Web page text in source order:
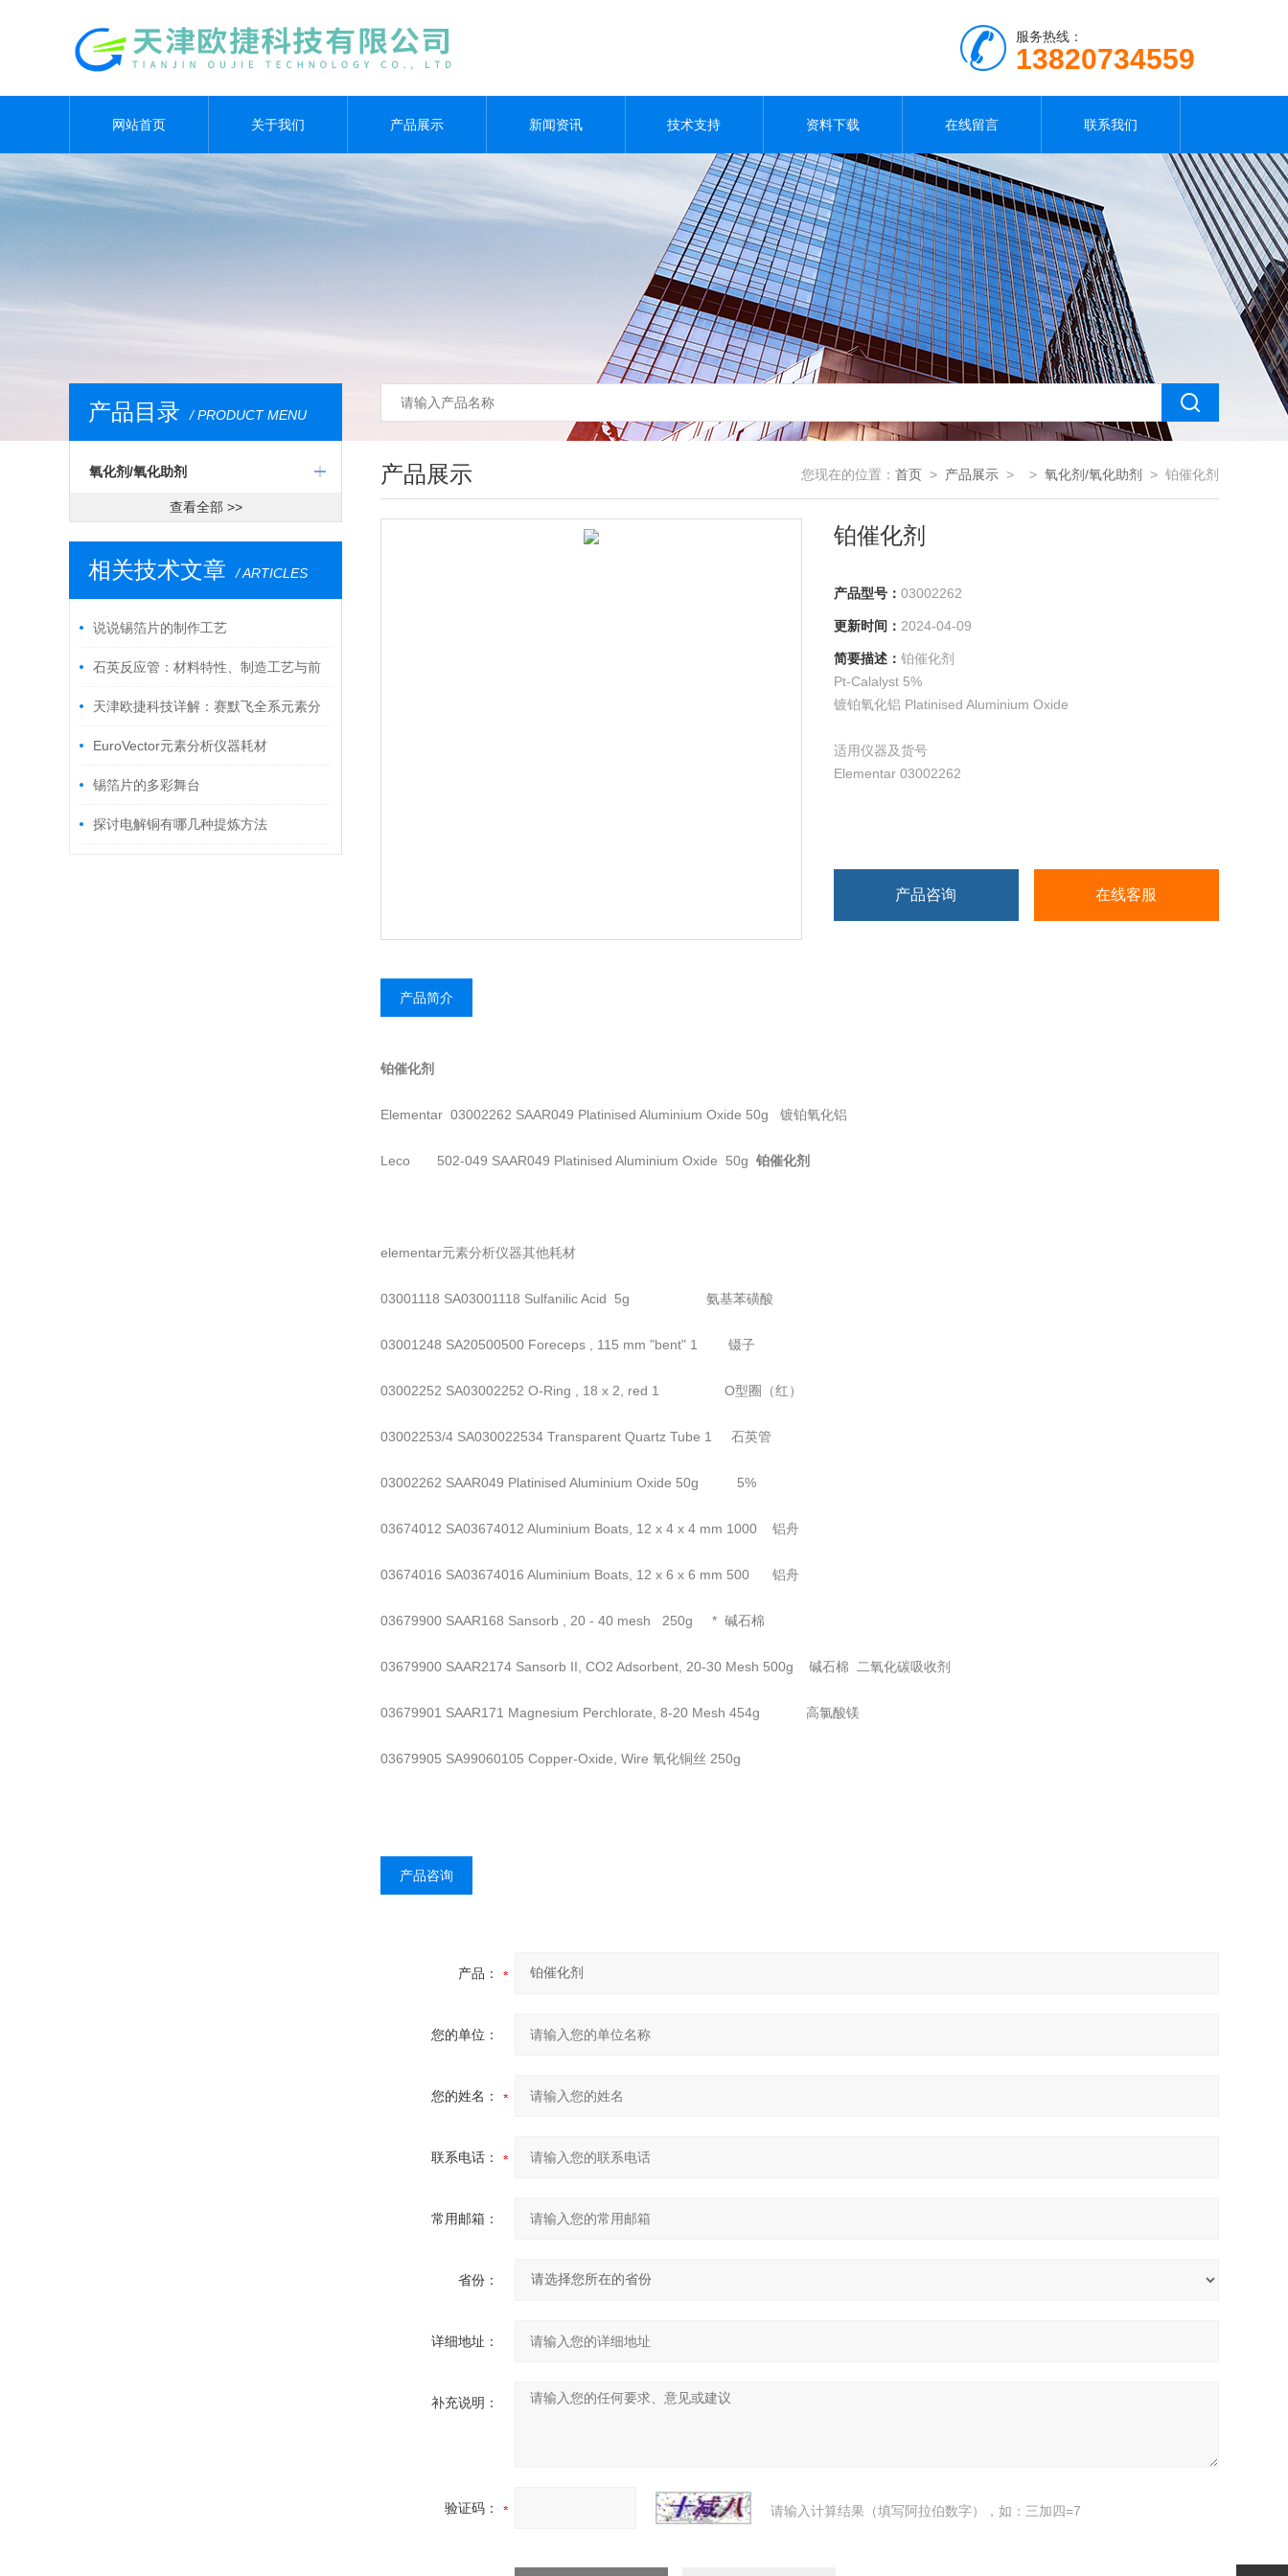
服务热线：
13820734559
网站首页 关于我们 产品展示 新闻资讯 技术支持 资料下载 在线留言 联系我们
产品目录 / PRODUCT MENU
氧化剂/氧化助剂
查看全部 >>
相关技术文章 / ARTICLES
说说锡箔片的制作工艺
石英反应管：材料特性、制造工艺与前
沿应用全解析
天津欧捷科技详解：赛默飞全系元素分
析耗材正规供货渠道产品详解
EuroVector元素分析仪器耗材
锡箔片的多彩舞台
探讨电解铜有哪几种提炼方法
产品展示 您现在的位置： 首页 > 产品展示 > > 氧化剂/氧化助剂 > 铂催化剂
铂催化剂
产品型号： 03002262
更新时间： 2024-04-09
简要描述： 铂催化剂
Pt-Calalyst 5%
镀铂氧化铝 Platinised Aluminium Oxide
适用仪器及货号
Elementar 03002262
产品咨询 在线客服
产品简介
铂催化剂
Elementar 03002262 SAAR049 Platinised Aluminium Oxide 50g 镀铂氧化铝
Leco 502-049 SAAR049 Platinised Aluminium Oxide 50g 铂催化剂
elementar元素分析仪器其他耗材
03001118 SA03001118 Sulfanilic Acid 5g 氨基苯磺酸
03001248 SA20500500 Foreceps , 115 mm "bent" 1 镊子
03002252 SA03002252 O-Ring , 18 x 2, red 1 O型圈（红）
03002253/4 SA030022534 Transparent Quartz Tube 1 石英管
03002262 SAAR049 Platinised Aluminium Oxide 50g 5%
03674012 SA03674012 Aluminium Boats, 12 x 4 x 4 mm 1000 铝舟
03674016 SA03674016 Aluminium Boats, 12 x 6 x 6 mm 500 铝舟
03679900 SAAR168 Sansorb , 20 - 40 mesh 250g * 碱石棉
03679900 SAAR2174 Sansorb II, CO2 Adsorbent, 20-30 Mesh 500g 碱石棉 二氧化碳吸收剂
03679901 SAAR171 Magnesium Perchlorate, 8-20 Mesh 454g 高氯酸镁
03679905 SA99060105 Copper-Oxide, Wire 氧化铜丝 250g
产品咨询
产品：
您的单位：
您的姓名：
联系电话：
常用邮箱：
省份：
详细地址：
补充说明：
验证码： 请输入计算结果（填写阿拉伯数字），如：三加四=7